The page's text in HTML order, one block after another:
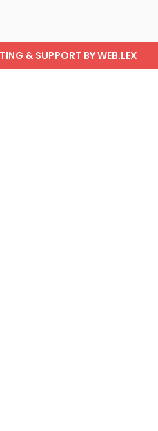
& SUPPORT BYWEB.LEX